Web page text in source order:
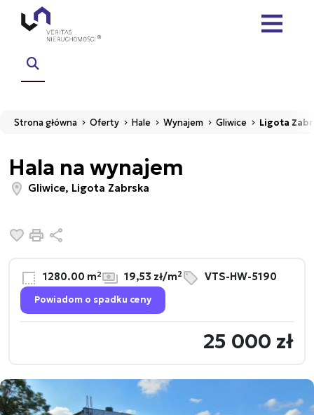
Strona główna Oferty Hale Wynajem Gliwice Ligota
Hala na wynajem
Gliwice, Ligota Zabrska
Dodaj do ulubionych
Drukuj
1280.00 m² 19,53 zł/m2 VTS-HW-5190
Powiadom o spadku ceny
25 000 zł